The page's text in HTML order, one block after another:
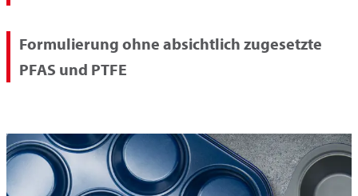
Formulierung ohne absichtlich zugesetzte
PFAS und PTFE